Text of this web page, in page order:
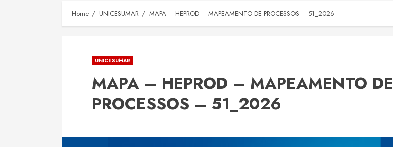
Home UNICESUMAR MAPA – HEPROD – MAPEAMENTO DE PROCESSOS – 51_2026
UNICESUMAR
MAPA – HEPROD – MAPEAMENTO DE
PROCESSOS – 51_2026